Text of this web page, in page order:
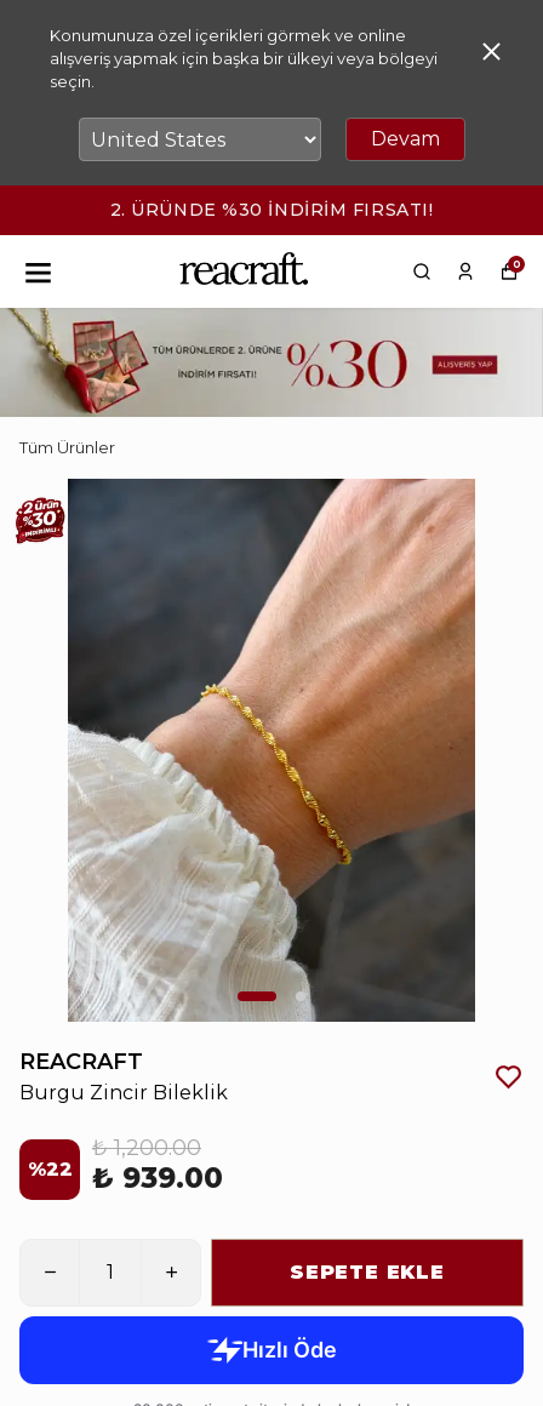
Konumunuza özel içerikleri görmek ve online
alışveriş yapmak için başka bir ülkeyi veya bölgeyi
seçin.
Devam
2. ÜRÜNDE %30 İNDİRİM FIRSATI!
0
Tüm Ürünler
REACRAFT
Burgu Zincir Bileklik
%22
₺ 1,200.00
₺ 939.00
SEPETE EKLE